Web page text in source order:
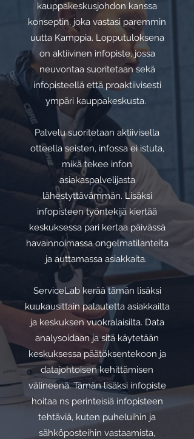
kauppakeskusjohdon kanssa
konseptin, joka vastasi paremmin
uutta Kamppia. Lopputuloksena
on aktiivinen infopiste, jossa
neuvontaa suoritetaan sekä
infopisteellä että proaktiivisesti
ympäri kauppakeskusta.
Palvelu suoritetaan aktiivisella
otteella seisten, infossa ei istuta,
mikä tekee infon
asiakaspalvelijasta
lähestyttävämmän. Lisäksi
infopisteen työntekijä kiertää
keskuksessa pari kertaa päivässä
havainnoimassa ongelmatilanteita
ja auttamassa asiakkaita.
ServiceLab kerää tämän lisäksi
kuukausittain palautetta asiakkailta
ja keskuksen vuokralaisilta. Data
analysoidaan ja sitä käytetään
keskuksessa päätöksentekoon ja
datajohtoisen kehittämisen
välineenä. Tämän lisäksi infopiste
hoitaa ns perinteisiä infopisteen
tehtäviä, kuten puheluihin ja
sähköposteihin vastaamista,